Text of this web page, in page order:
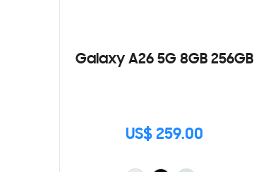
Galaxy A26 5G 8GB 256GB
US$ 259.00